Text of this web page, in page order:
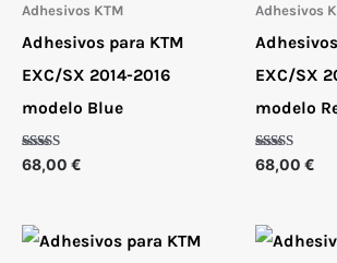
Adhesivos KTM
Adhesivos para KTM
EXC/SX 2014-2016
modelo Blue
Valorado
con
68,00 €
Adhesivos
EXC/SX
modelo
Valorado
con
68,00 €